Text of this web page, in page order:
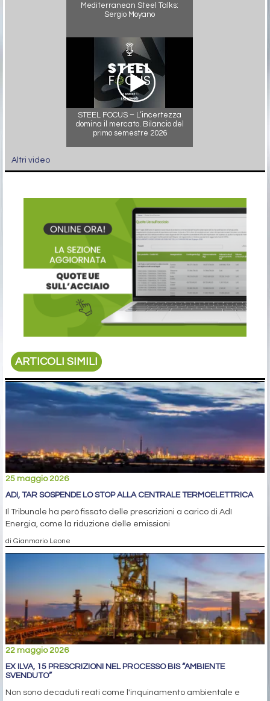
Mediterranean Steel Talks:
Sergio Moyano
STEEL FOCUS – L’incertezza
domina il mercato. Bilancio del
primo semestre 2026
Altri video
ARTICOLI SIMILI
25 maggio 2026
ADI, TAR SOSPENDE LO STOP ALLA CENTRALE TERMOELETTRICA
Il Tribunale ha però fissato delle prescrizioni a carico di AdI
Energia, come la riduzione delle emissioni
di Gianmario Leone
22 maggio 2026
EX ILVA, 15 PRESCRIZIONI NEL PROCESSO BIS “AMBIENTE
SVENDUTO”
Non sono decaduti reati come l'inquinamento ambientale e